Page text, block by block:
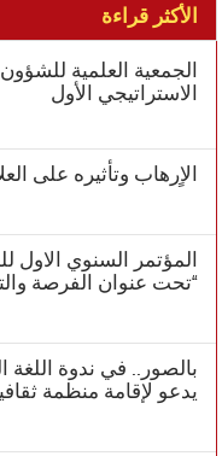
الأكثر قراءة
الجمعية العلمية
الاستراتيجي الأول
الاٍرهاب وتأثيره على
المؤتمر السنوي الاول
“تحت عنوان الفرصة
بالصور.. في ندوة اللغة
يدعو لإقامة منظمة